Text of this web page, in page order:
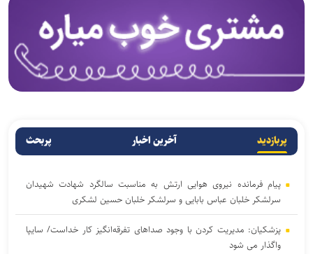
پربازدید آخرین اخبار پربحث
پیام فرمانده نیروی هوایی ارتش به مناسبت سالگرد شهادت شهیدان
سرلشکر خلبان عباس بابایی و سرلشکر خلبان حسین لشکری
پزشکیان: مدیریت کردن با وجود صداهای تفرقه‌انگیز کار خداست/ سایپا
واگذار می شود